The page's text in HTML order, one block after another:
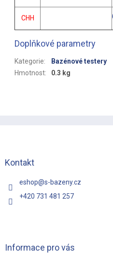
CHH
Doplňkové parametry
Kategorie:
Bazénové testery
Hmotnost: 0.3 kg
Kontakt
eshop@s-bazeny.cz
+420 731 481 257
Informace pro vás